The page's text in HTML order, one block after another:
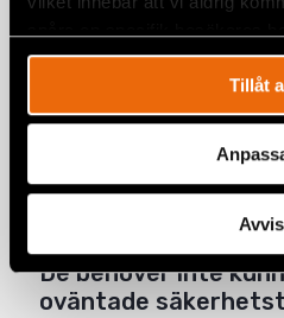
Tillåt
Google+
Mail
Relaterade
Praktikplatser
kvinnor i Etiopien
NYHETER
De behöver inte
oväntade